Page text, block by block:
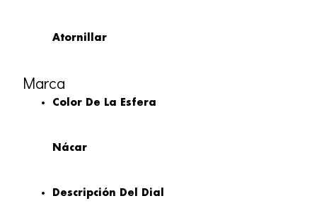
Atornillar
Marca
Color De La Esfera
Nácar
Descripción Del Dial